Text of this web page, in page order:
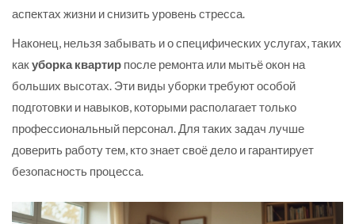
аспектах жизни и снизить уровень стресса.
Наконец, нельзя забывать и о специфических услугах, таких
какуборка квартир после ремонта или мытьё окон на
больших высотах. Эти виды уборки требуют особой
подготовки и навыков, которыми располагает только
профессиональный персонал. Для таких задач лучше
доверить работу тем, кто знает своё дело и гарантирует
безопасность процесса.